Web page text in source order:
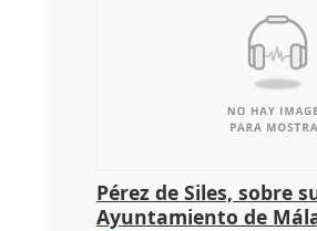
Pérez de Siles, sobre
Ayuntamiento de